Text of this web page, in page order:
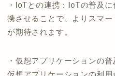
・IoTとの連携：IoTの普及
携させることで、よりスマ
が期待されます。
・仮想アプリケーションの
仮想アプリケーションの利